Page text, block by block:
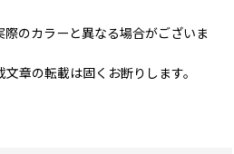
のカラーと異なる場合がございま
章の転載は固くお断りします。